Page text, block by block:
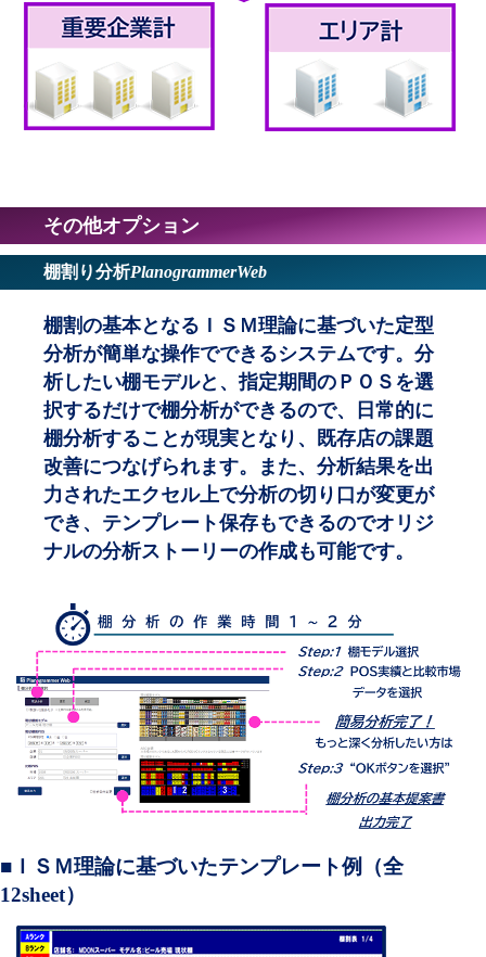
その他オプション
棚割り分析PlanogrammerWeb
棚割の基本となるＩＳＭ理論に基づいた定型
分析が簡単な操作でできるシステムです。分
析したい棚モデルと、指定期間のＰＯＳを選
択するだけで棚分析ができるので、日常的に
棚分析することが現実となり、既存店の課題
改善につなげられます。また、分析結果を出
力されたエクセル上で分析の切り口が変更が
でき、テンプレート保存もできるのでオリジ
ナルの分析ストーリーの作成も可能です。
■ＩＳＭ理論に基づいたテンプレート例（全
12sheet）